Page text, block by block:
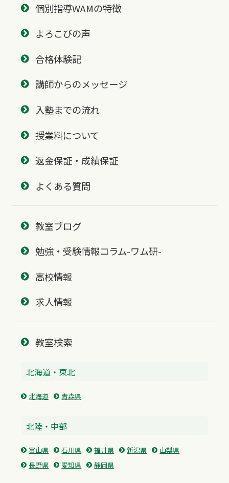
個別指導WAMの特徴
よろこびの声
合格体験記
講師からのメッセージ
入塾までの流れ
授業料について
返金保証・成績保証
よくある質問
教室ブログ
勉強・受験情報コラム-ワム研-
高校情報
求人情報
教室検索
北海道・東北
北海道 青森県
北陸・中部
富山県 石川県 福井県 新潟県
山梨県
長野県
愛知県 静岡県